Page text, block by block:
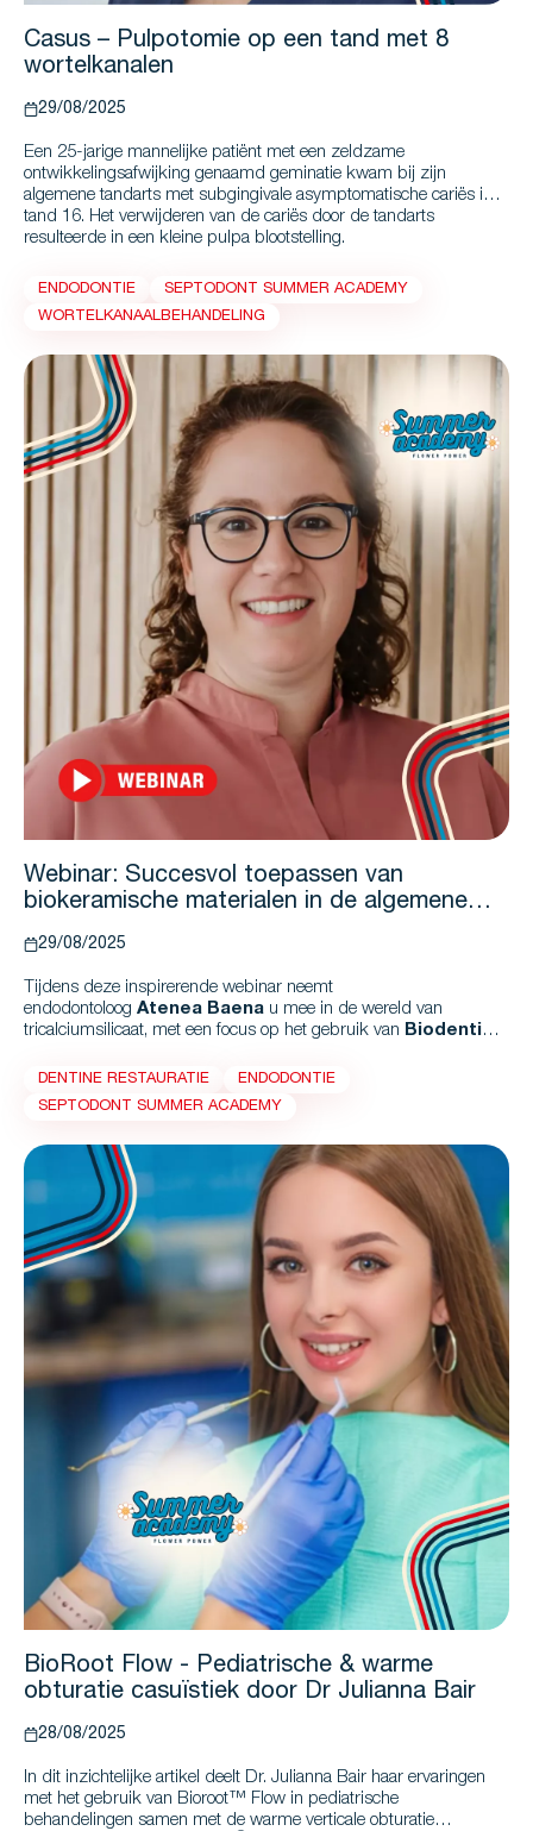
Casus – Pulpotomie op een tand met 8
wortelkanalen
29/08/2025
Een 25-jarige mannelijke patiënt met een zeldzame
ontwikkelingsafwijking genaamd geminatie kwam bij zijn
algemene tandarts met subgingivale asymptomatische cariës in
tand 16. Het verwijderen van de cariës door de tandarts
resulteerde in een kleine pulpa blootstelling.
ENDODONTIE
SEPTODONT SUMMER ACADEMY
WORTELKANAALBEHANDELING
Webinar: Succesvol toepassen van
biokeramische materialen in de algemene
tandartspraktijk
29/08/2025
Tijdens deze inspirerende webinar neemt
endodontoloog Atenea Baena u mee in de wereld van
tricalciumsilicaat, met een focus op het gebruik van Biodentine
en duidelijke workflows krijgt u concrete handvatten om deze
innovatieve oplossing succesvol toe te passen.
DENTINE RESTAURATIE
ENDODONTIE
SEPTODONT SUMMER ACADEMY
BioRoot Flow - Pediatrische & warme
obturatie casuïstiek door Dr Julianna Bair
28/08/2025
In dit inzichtelijke artikel deelt Dr. Julianna Bair haar ervaringen
met het gebruik van Bioroot™ Flow in pediatrische
behandelingen samen met de warme verticale obturatie